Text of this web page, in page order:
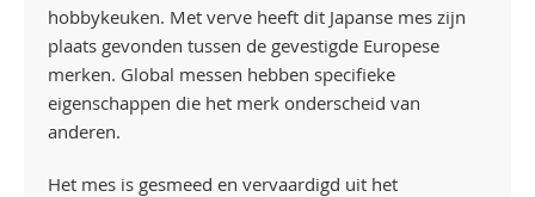
hobbykeuken. Met verve heeft dit Japanse mes zijn
plaats gevonden tussen de gevestigde Europese
merken. Global messen hebben specifieke
eigenschappen die het merk onderscheid van
anderen.
Het mes is gesmeed en vervaardigd uit het